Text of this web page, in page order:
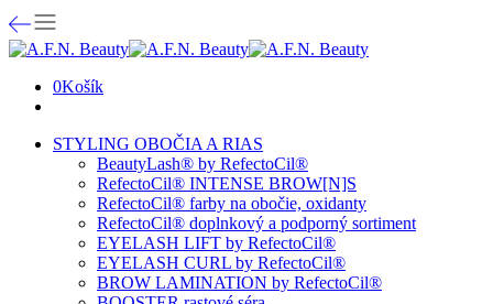
0Košík
STYLING OBOČIA A RIAS
BeautyLash® by RefectoCil®
RefectoCil® INTENSE BROW[N]S
RefectoCil® farby na obočie, oxidanty
RefectoCil® doplnkový a podporný sortiment
EYELASH LIFT by RefectoCil®
EYELASH CURL by RefectoCil®
BROW LAMINATION by RefectoCil®